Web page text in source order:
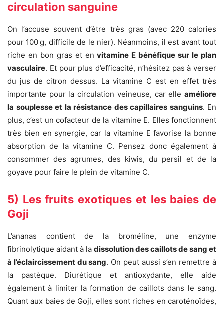
circulation sanguine
On l’accuse souvent d’être très gras (avec 220 calories
pour 100 g, difficile de le nier). Néanmoins, il est avant tout
riche en bon gras et envitamine E bénéfique sur le plan
vasculaire. Et pour plus d’efficacité, n’hésitez pas à verser
du jus de citron dessus. La vitamine C est en effet très
importante pour la circulation veineuse, car elle améliore
la souplesse et la résistance des capillaires sanguins. En
plus, c’est un cofacteur de la vitamine E. Elles fonctionnent
très bien en synergie, car la vitamine E favorise la bonne
absorption de la vitamine C. Pensez donc également à
consommer des agrumes, des kiwis, du persil et de la
goyave pour faire le plein de vitamine C.
5) Les fruits exotiques et les baies de
Goji
L’ananas contient de la broméline, une enzyme
fibrinolytique aidant à la dissolution des caillots de sang et
à l’éclaircissement du sang. On peut aussi s’en remettre à
la pastèque. Diurétique et antioxydante, elle aide
également à limiter la formation de caillots dans le sang.
Quant aux baies de Goji, elles sont riches en caroténoïdes,